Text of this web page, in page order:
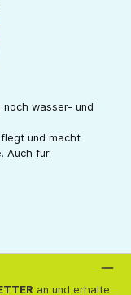
noch wasser- und
und macht
Auch für
an und erhalte